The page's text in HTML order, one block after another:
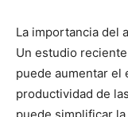
La importancia del
Un estudio
puede aumentar el
productividad de